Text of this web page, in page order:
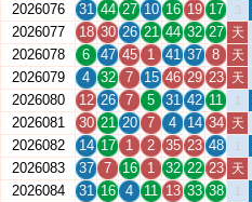
2026076 31 44 27 10 16 19 17 3
2026077 18 30 26 21 44 32 27 天
2026078 6 47 45 1 41 37 8 天
2026079 4 32 7 15 46 29 23 天
2026080 12 26 7 5 31 42 11 1
2026081 30 21 20 7 4 14 34 天
2026082 14 17 1 2 35 23 48 1
2026083 37 7 16 1 32 22 23 天
2026084 31 16 4 11 13 33 38 1